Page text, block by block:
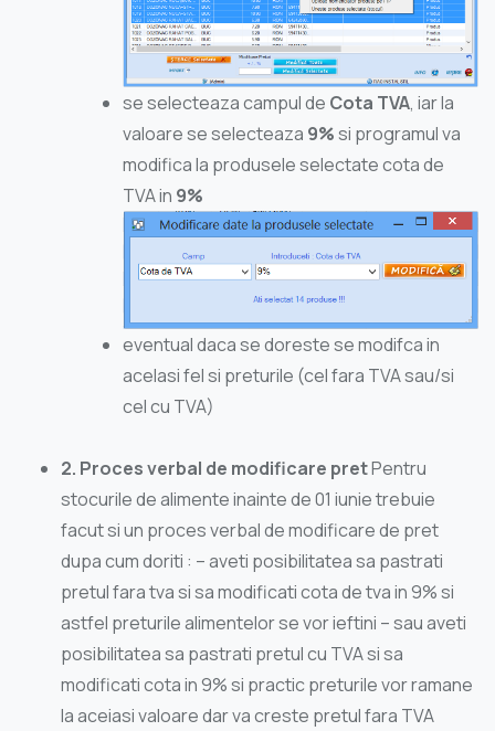
se selecteaza campul de Cota TVA, iar la
valoare se selecteaza 9%si programul va
modifica la produsele selectate cota de
TVA in 9%
eventual daca se doreste se modifca in
acelasi fel si preturile (cel fara TVA sau/si
cel cu TVA)
2. Proces verbal de modificare pretPentru
stocurile de alimente inainte de 01 iunie trebuie
facut si un proces verbal de modificare de pret
dupa cum doriti : – aveti posibilitatea sa pastrati
pretul fara tva si sa modificati cota de tva in 9% si
astfel preturile alimentelor se vor ieftini – sau aveti
posibilitatea sa pastrati pretul cu TVA si sa
modificati cota in 9% si practic preturile vor ramane
la aceiasi valoare dar va creste pretul fara TVA